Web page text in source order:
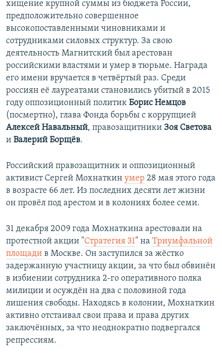
хищение крупной суммы из бюджета России,
предположительно совершенное
высокопоставленными чиновниками и
сотрудниками силовых структур. За свою
деятельность Магнитский был арестован
российскими властями и умер в тюрьме. Награда
его имени вручается в четвёртый раз. Среди
россиян её лауреатами становились убитый в 2015
году оппозиционный политик Борис Немцов
(посмертно), глава Фонда борьбы с коррупцией
Алексей Навальный, правозащитники Зоя Светова
и Валерий Борщёв.
Российский правозащитник и оппозиционный
активист Сергей Мохнаткин умер 28 мая этого года
в возрасте 66 лет. Из последних десяти лет жизни
он провёл под арестом и в колониях более семи.
31 декабря 2009 года Мохнаткина арестовали на
протестной акции "Стратегия 31" на Триумфальной
площади в Москве. Он заступился за жёстко
задержанную участницу акции, за что был обвинён
в избиении сотрудника 2-го оперативного полка
милиции и осуждён на два с половиной года
лишения свободы. Находясь в колонии, Мохнаткин
активно отстаивал свои права и права других
заключённых, за что неоднократно подвергался
репрессиям.